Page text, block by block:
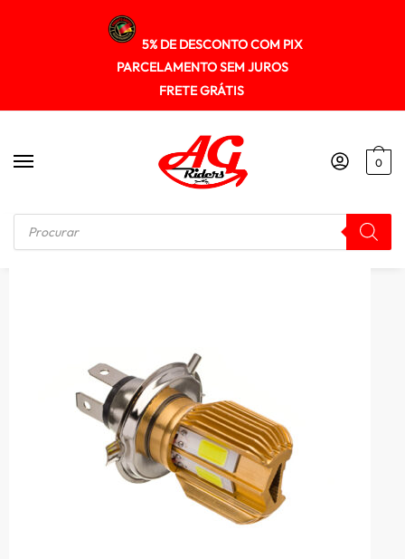
5% DE DESCONTO COM PIX
PARCELAMENTO SEM JUROS
FRETE GRÁTIS
0
Início / ILUMINAÇÃO Lampada Farol Lacflex Led Com Dissipador De Calor H4 1500 Lu